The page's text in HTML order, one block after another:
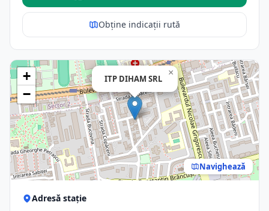
Obține indicații rută
ITP DIHAM SRL
×
+
−
Navighează
Adresă stație